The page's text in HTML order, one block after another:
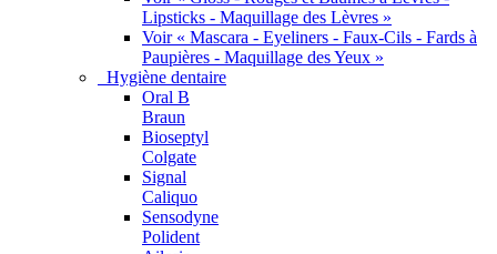
Lipsticks - Maquillage des Lèvres »
Voir « Mascara - Eyeliners - Faux-Cils - Fards à
Paupières - Maquillage des Yeux »
Hygiène dentaire
Oral B
Braun
Bioseptyl
Colgate
Signal
Caliquo
Sensodyne
Polident